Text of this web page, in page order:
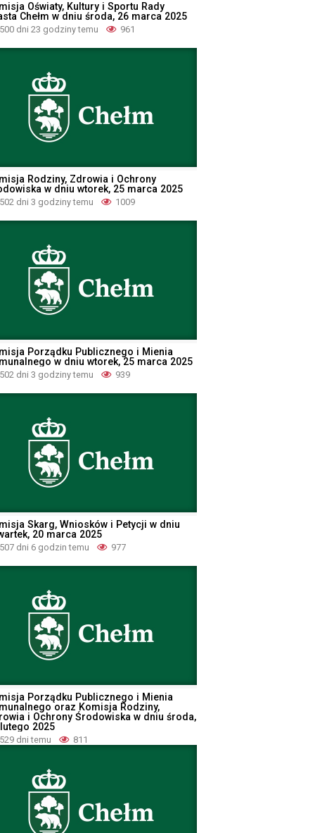
Oświaty, Kultury i Sportu Rady
Chełm w dniu środa, 26 marca 2025
500 dni 23 godziny temu 961
Rodziny, Zdrowia i Ochrony
w dniu wtorek, 25 marca 2025
502 dni 3 godziny temu 1009
Porządku Publicznego i Mienia
w dniu wtorek, 25 marca 2025
502 dni 3 godziny temu 939
Skarg, Wniosków i Petycji w dniu
20 marca 2025
507 dni 6 godzin temu 977
Porządku Publicznego i Mienia
oraz Komisja Rodziny,
i Ochrony Środowiska w dniu środa,
2025
529 dni temu 811